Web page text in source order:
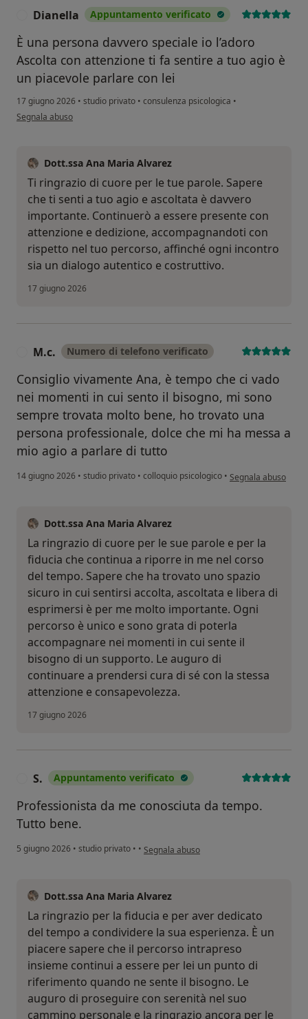
Dianella Appuntamento verificato
È una persona davvero speciale io l’adoro
Ascolta con attenzione ti fa sentire a tuo agio è
un piacevole parlare con lei
17 giugno 2026 • studio privato • consulenza psicologica •
secondo l'opinione dell'utente Dianella
Segnala abuso
Dott.ssa Ana Maria Alvarez
Ti ringrazio di cuore per le tue parole. Sapere
che ti senti a tuo agio e ascoltata è davvero
importante. Continuerò a essere presente con
attenzione e dedizione, accompagnandoti con
rispetto nel tuo percorso, affinché ogni incontro
sia un dialogo autentico e costruttivo.
17 giugno 2026
M.c. Numero di telefono verificato
Consiglio vivamente Ana, è tempo che ci vado
nei momenti in cui sento il bisogno, mi sono
sempre trovata molto bene, ho trovato una
persona professionale, dolce che mi ha messa a
mio agio a parlare di tutto
14 giugno 2026 • studio privato • colloquio psicologico • secondo l'opinione
Segnala abuso
Dott.ssa Ana Maria Alvarez
La ringrazio di cuore per le sue parole e per la
fiducia che continua a riporre in me nel corso
del tempo. Sapere che ha trovato uno spazio
sicuro in cui sentirsi accolta, ascoltata e libera di
esprimersi è per me molto importante. Ogni
percorso è unico e sono grata di poterla
accompagnare nei momenti in cui sente il
bisogno di un supporto. Le auguro di
continuare a prendersi cura di sé con la stessa
attenzione e consapevolezza.
17 giugno 2026
S. Appuntamento verificato
Professionista da me conosciuta da tempo.
Tutto bene.
5 giugno 2026 • studio privato • • secondo l'opinione dell'utente S.
Segnala abuso
Dott.ssa Ana Maria Alvarez
La ringrazio per la fiducia e per aver dedicato
del tempo a condividere la sua esperienza. È un
piacere sapere che il percorso intrapreso
insieme continui a essere per lei un punto di
riferimento quando ne sente il bisogno. Le
auguro di proseguire con serenità nel suo
cammino personale e la ringrazio ancora per le